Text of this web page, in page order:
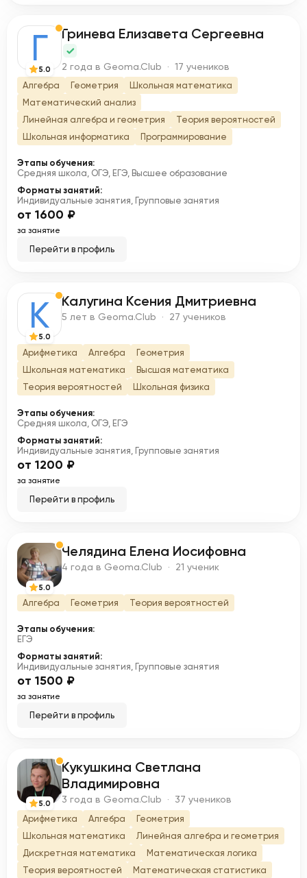
Г
5.0
Гринева Елизавета Сергеевна
2 года в Geoma.Club · 17 учеников
Алгебра Геометрия
Школьная математика
Математический анализ
Линейная алгебра и геометрия
Теория вероятностей
Школьная информатика
Программирование
Этапы обучения:
Средняя школа, ОГЭ, ЕГЭ, Высшее образование
Форматы занятий:
Индивидуальные занятия, Групповые занятия
от 1600 ₽
за занятие
Перейти в профиль
К
5.0
Калугина Ксения Дмитриевна
5 лет в Geoma.Club · 27 учеников
Арифметика Алгебра
Геометрия
Школьная математика
Высшая математика
Теория вероятностей
Школьная физика
Этапы обучения:
Средняя школа, ОГЭ, ЕГЭ
Форматы занятий:
Индивидуальные занятия, Групповые занятия
от 1200 ₽
за занятие
Перейти в профиль
Ч
5.0
Челядина Елена Иосифовна
4 года в Geoma.Club · 21 ученик
Алгебра Геометрия Теория вероятностей
Этапы обучения:
ЕГЭ
Форматы занятий:
Индивидуальные занятия, Групповые занятия
от 1500 ₽
за занятие
Перейти в профиль
К
5.0
Кукушкина Светлана
Владимировна
3 года в Geoma.Club · 37 учеников
Арифметика Алгебра
Геометрия
Школьная математика
Линейная алгебра и геометрия
Дискретная математика
Математическая логика
Теория вероятностей
Математическая статистика